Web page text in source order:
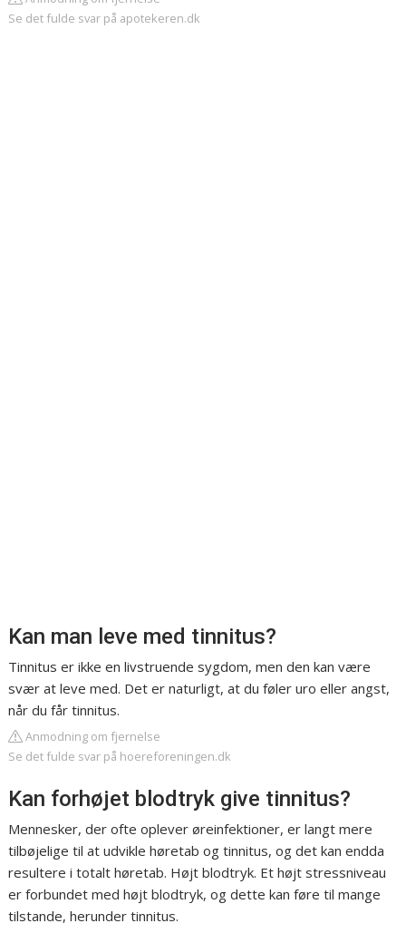
Se det fulde svar på apotekeren.dk
Kan man leve med tinnitus?
Tinnitus er ikke en livstruende sygdom, men den kan være
svær at leve med. Det er naturligt, at du føler uro eller angst,
når du får tinnitus.
Anmodning om fjernelse
Se det fulde svar på hoereforeningen.dk
Kan forhøjet blodtryk give tinnitus?
Mennesker, der ofte oplever øreinfektioner, er langt mere
tilbøjelige til at udvikle høretab og tinnitus, og det kan endda
resultere i totalt høretab. Højt blodtryk. Et højt stressniveau
er forbundet med højt blodtryk, og dette kan føre til mange
tilstande, herunder tinnitus.